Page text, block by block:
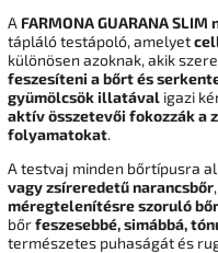
A FARMONA GUARANA
tápláló testápoló, amelyet
különösen azoknak, akik
feszesíteni a bőrt és
gyümölcsök illatával igazi
aktív összetevői fokozzák a
folyamatokat.
A testvaj minden bőrtípusra
vagy zsíreredetű narancsbőr
méregtelenítésre szoruló bőr
bőrfeszesebbé, simábbá,
természetes puhaságát és